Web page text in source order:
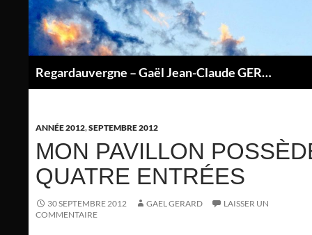
contenu
Regardauvergne – Gaël Jean-Claude GERARD
ANNÉE 2012,SEPTEMBRE 2012
MON PAVILLON
QUATRE ENTRÉES
30 SEPTEMBRE 2012 GAEL GERARD
LAISSER UN
COMMENTAIRE